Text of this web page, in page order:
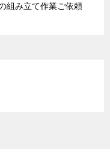
組み立て作業ご依頼